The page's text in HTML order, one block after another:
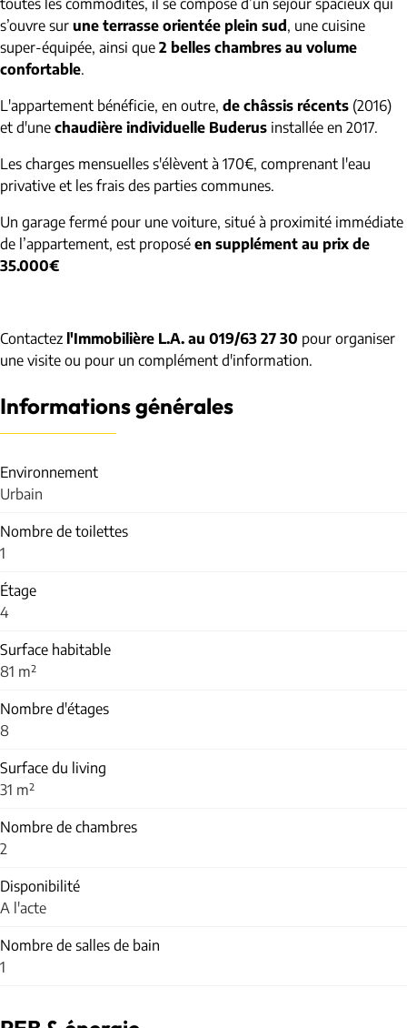
s’ouvre sur une terrasse orientée plein sud, une cuisine
super-équipée, ainsi que 2 belles chambres au volume
confortable.
L'appartement bénéficie, en outre, de châssis récents (2016)
et d'une chaudière individuelle Buderus installée en 2017.
Les charges mensuelles s'élèvent à 170€, comprenant l'eau
privative et les frais des parties communes.
Un garage fermé pour une voiture, situé à proximité immédiate
de l’appartement, est proposé en supplément au prix de
35.000€
Contactez l'Immobilière L.A. au 019/63 27 30 pour organiser
une visite ou pour un complément d'information.
Informations générales
Environnement
Urbain
Nombre de toilettes
1
Étage
4
Surface habitable
81 m²
Nombre d'étages
8
Surface du living
31 m²
Nombre de chambres
2
Disponibilité
A l'acte
Nombre de salles de bain
1